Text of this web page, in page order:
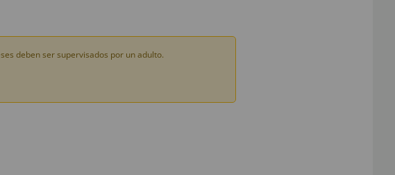
deben ser supervisados por un adulto.